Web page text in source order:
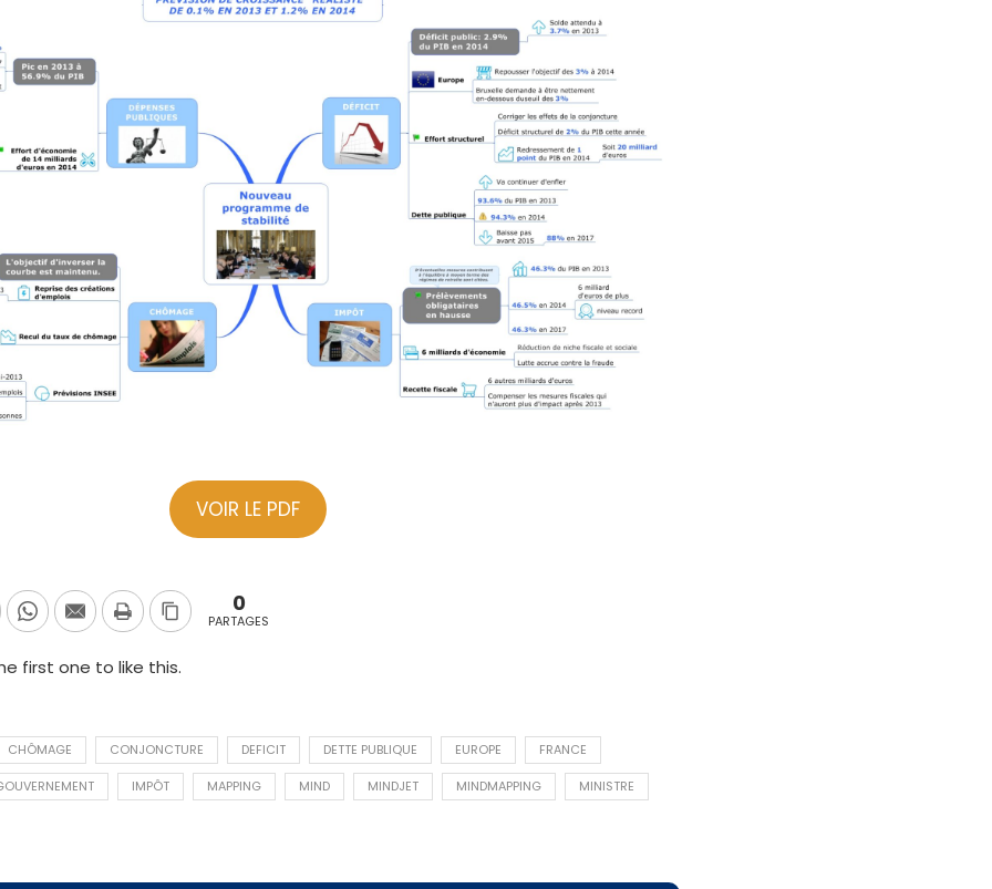
VOIR LE PDF
0
PARTAGES
first one to like this.
CHÔMAGE CONJONCTURE DEFICIT DETTE PUBLIQUE EUROPE FRANCE
IMPÔT MAPPING MIND MINDJET MINDMAPPING MINISTRE